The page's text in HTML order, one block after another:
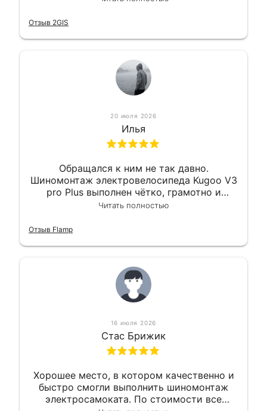
Отзыв 2GIS
20 июля 2026
Илья
Обращался к ним не так давно.
Шиномонтаж электровелосипеда Kugoo V3
pro Plus выполнен чётко, грамотно и
квалифицированно. Всё сделано
Читать полностью
Отзыв Flamp
16 июля 2026
Стас Брижик
Хорошее место, в котором качественно и
быстро смогли выполнить шиномонтаж
электросамоката. По стоимости все